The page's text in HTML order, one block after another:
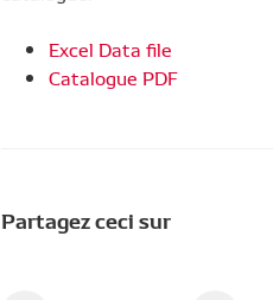
Excel Data file
Catalogue PDF
Partagez ceci sur